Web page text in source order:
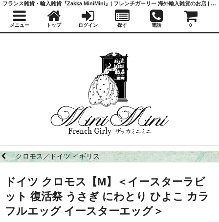
クロモス／ドイツ イギリス
ドイツ クロモス【M】＜イースターラビ
ット 復活祭 うさぎ にわとり ひよこ カラ
フルエッグ イースターエッグ＞
フランス雑貨・輸入雑貨『Zakka MiniMini』| フレンチガーリー 海外輸入雑貨のお店 | かわいい雑貨 | 蚤の市 | アンティーク
メニュー トップ ログイン 探す 電話 0